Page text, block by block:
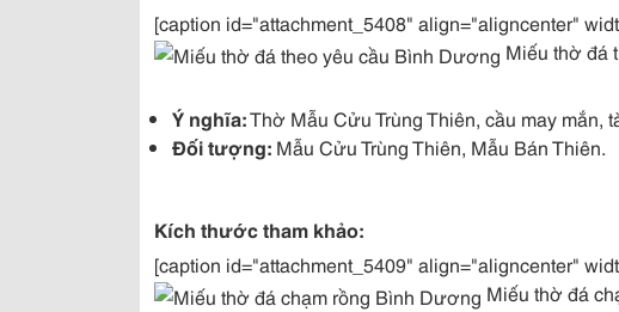
[caption id="attachment_5408" align="aligncenter"
Miếu thờ đá
Ý nghĩa:Thờ Mẫu Cửu Trùng Thiên, cầu may mắn,
Đối tượng: Mẫu Cửu Trùng Thiên, Mẫu Bán Thiên.
Kích thước tham khảo:
[caption id="attachment_5409" align="aligncenter"
Miếu thờ đá